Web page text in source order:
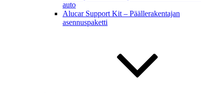
auto
Alucar Support Kit – Päällerakentajan
asennuspaketti